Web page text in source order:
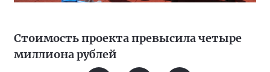
Стоимость проекта превысила четыре
миллиона рублей